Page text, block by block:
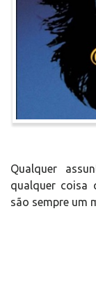
Qualquer
qualquer coisa
são sempre um